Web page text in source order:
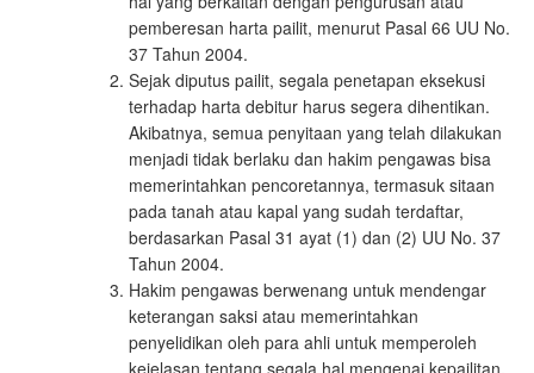
pemberesan harta pailit, menurut Pasal 66 UU No.
37 Tahun 2004.
Sejak diputus pailit, segala penetapan eksekusi
terhadap harta debitur harus segera dihentikan.
Akibatnya, semua penyitaan yang telah dilakukan
menjadi tidak berlaku dan hakim pengawas bisa
memerintahkan pencoretannya, termasuk sitaan
pada tanah atau kapal yang sudah terdaftar,
berdasarkan Pasal 31 ayat (1) dan (2) UU No. 37
Tahun 2004.
Hakim pengawas berwenang untuk mendengar
keterangan saksi atau memerintahkan
penyelidikan oleh para ahli untuk memperoleh
kejelasan tentang segala hal mengenai kepailitan,